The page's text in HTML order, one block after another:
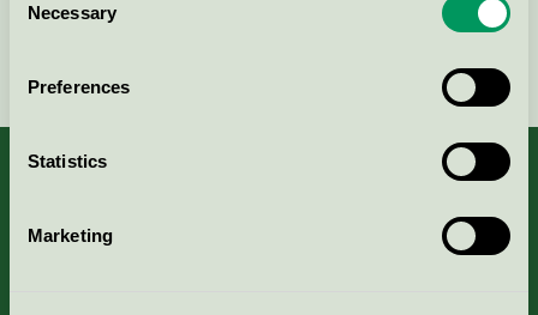
Selection
Necessary
Preferences
Statistics
Marketing
Kriterier, ansökan & avgifter